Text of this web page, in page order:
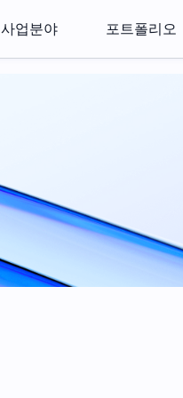
사업분야 포트폴리오